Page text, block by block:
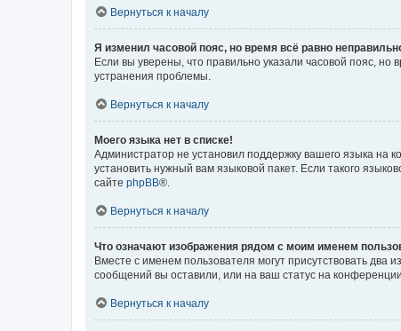
Вернуться к началу
Я изменил часовой пояс, но время всё равно
Если вы уверены, что правильно указали часовой пояс,
устранения проблемы.
Вернуться к началу
Моего языка нет в списке!
Администратор не установил поддержку вашего языка на
установить нужный вам языковой пакет. Если такого
сайте phpBB®.
Вернуться к началу
Что означают изображения рядом с моим именем
Вместе с именем пользователя могут присутствовать два
сообщений вы оставили, или на ваш статус на
Вернуться к началу